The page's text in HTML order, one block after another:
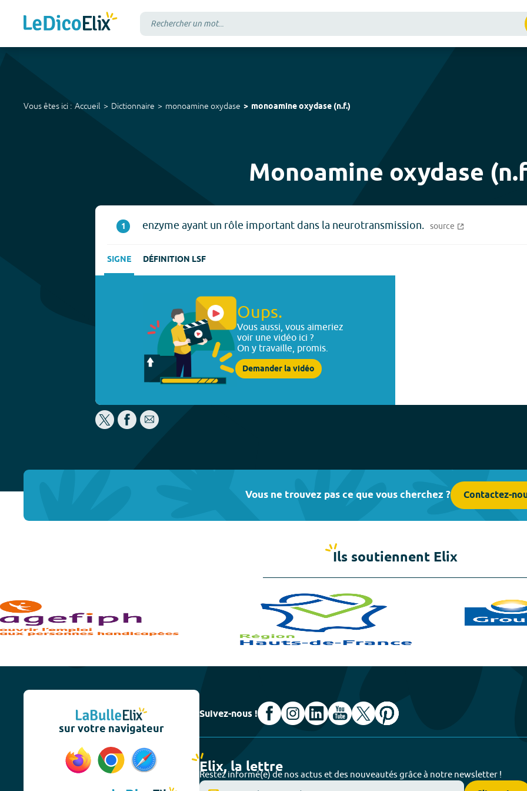
Vous êtes ici : Accueil Dictionnaire monoamine oxydase monoamine oxydase (n.f.)
Monoamine oxydase
1 enzyme ayant un rôle important dans la neurotransmission. source
SIGNE DÉFINITION LSF
Oups.
Vous aussi, vous aimeriez
voir une vidéo ici ?
On y travaille, promis.
Demander la vidéo
Vous ne trouvez pas ce que vous cherchez ? Contactez-
Ils soutiennent Elix
sur votre navigateur
Suivez-nous !
Elix, la lettre
Restez informé(e) de nos actus et des nouveautés grâce à notre newsletter !